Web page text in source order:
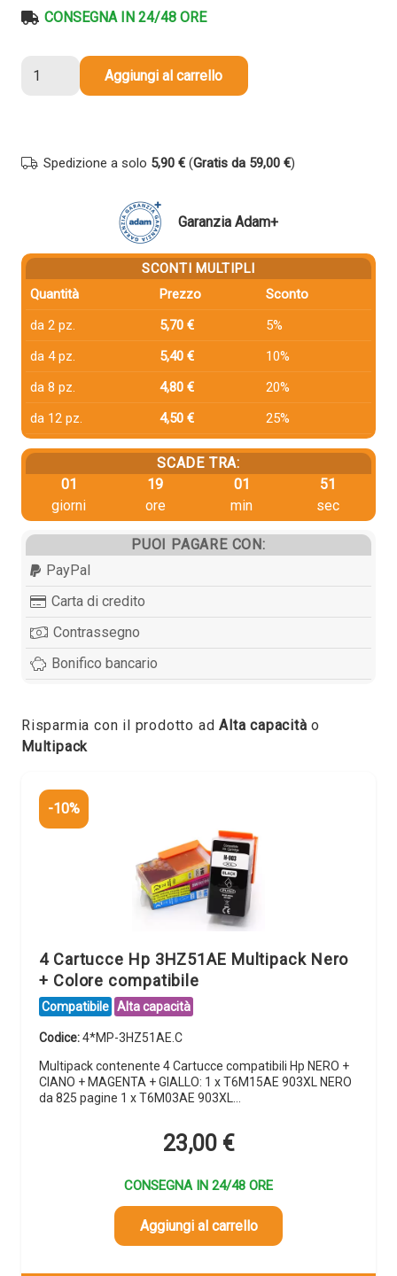
CONSEGNA IN 24/48 ORE
compatibile
MAGENTA
Aggiungi al carrello
Spedizione a solo 5,90 € (Gratis da 59,00 €)
Garanzia Adam+
SCONTI MULTIPLI
Quantità
Prezzo
Sconto
da 2 pz.
5,70 €
5%
da 4 pz.
5,40 €
10%
da 8 pz.
4,80 €
20%
da 12 pz.
4,50 € 25%
SCADE TRA:
01
giorni
19
ore
01
min
50
sec
PUOI PAGARE CON:
PayPal
Carta di credito
Contrassegno
Bonifico bancario
Risparmia con il prodotto adAlta capacità o
Multipack
-10%
4 Cartucce Hp 3HZ51AE Multipack Nero
+ Colore compatibile
Compatibile Alta capacità
Codice:4*MP-3HZ51AE.C
Multipack contenente 4 Cartucce compatibili Hp NERO +
CIANO + MAGENTA + GIALLO: 1 x T6M15AE 903XL NERO
da 825 pagine 1 x T6M03AE 903XL…
23,00 €
CONSEGNA IN 24/48 ORE
Aggiungi al carrello